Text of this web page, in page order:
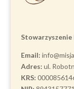
Stowarzyszenie
Email:
Adres: ul.
KRS: